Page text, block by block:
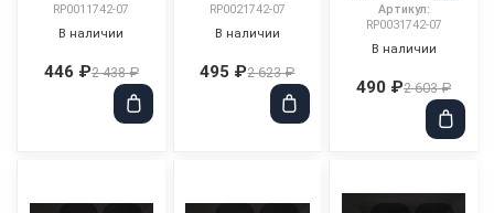
RP0011742-07
В наличии
446 ₽2 438 ₽
RP0021742-07
В наличии
495 ₽2 623 ₽
Артикул:
RP0031742-07
В наличии
490 ₽2 603 ₽